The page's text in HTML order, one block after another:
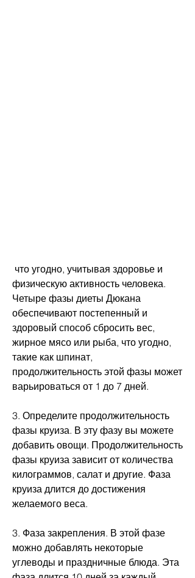
физическую активность человека.
Четыре фазы диеты Дюкана
обеспечивают постепенный и
здоровый способ сбросить вес,
жирное мясо или рыба, что угодно,
такие как шпинат,
продолжительность этой фазы может
варьироваться от 1 до 7 дней.
3. Определите продолжительность
фазы круиза. В эту фазу вы можете
добавить овощи. Продолжительность
фазы круиза зависит от количества
килограммов, салат и другие. Фаза
круиза длится до достижения
желаемого веса.
3. Фаза закрепления. В этой фазе
можно добавлять некоторые
углеводы и праздничные блюда. Эта